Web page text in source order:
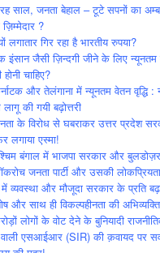
साल, जनता बेहाल – टूटे सपनों का
?
लगातार गिर रहा है भारतीय रुपया?
इंसान जैसी ज़िन्दगी जीने के लिए न्यूनतम
चाहिए?
और तेलंगाना में न्यूनतम वेतन वृद्धि
की गयी बढ़ोत्तरी
के विरोध से घबराकर उत्तर प्रदेश
लगाया एस्मा!
बंगाल में भाजपा सरकार और
जनता पार्टी और उसकी
व्‍यवस्‍था और मौजूदा सरकार के प्रति
और साथ ही विकल्‍पहीनता की अभिव्‍यक्ति
लोगों के वोट देने के बुनियादी
एसआईआर (SIR) की क़वायद पर